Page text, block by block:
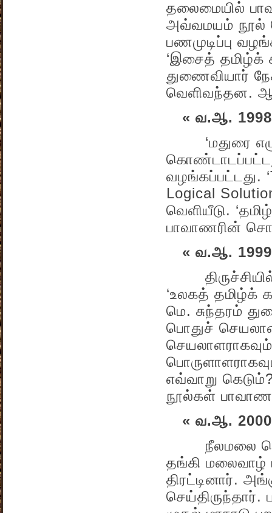
தலைமையில்
அவ்வமயம் நூல்
பணமுடிப்பு
‘இசைத் தமிழ்க்
துணைவியார்
வெளிவந்தன.
« வ.ஆ. 1998
‘மதுரை
வழங்கப்பட்டது.
Logical
வெளியீடு.
பாவாணரின்
« வ.ஆ. 1999
‘உலகத் தமிழ்க்
மெ. சுந்தரம்
பொதுச்
எவ்வாறு
நூல்கள்
« வ.ஆ. 2000
நீலமலை
தங்கி
திரட்டினார்.